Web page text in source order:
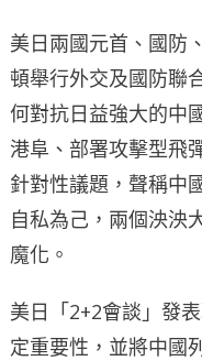
美日兩國元首、國防
頓舉行外交及國防聯
何對抗日益強大的中
港阜、部署攻擊型飛
針對性議題，聲稱中
自私為己，兩個泱泱
魔化。
美日「2+2會談」發
定重要性，並將中國